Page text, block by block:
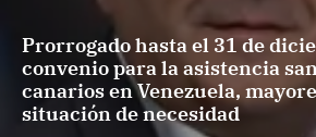
Prorrogado hasta el 31 de
convenio para la asistencia
canarios en Venezuela,
situación de necesidad